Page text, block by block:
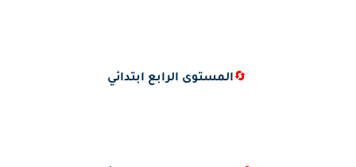
🔄المستوى الرابع ابتدائي